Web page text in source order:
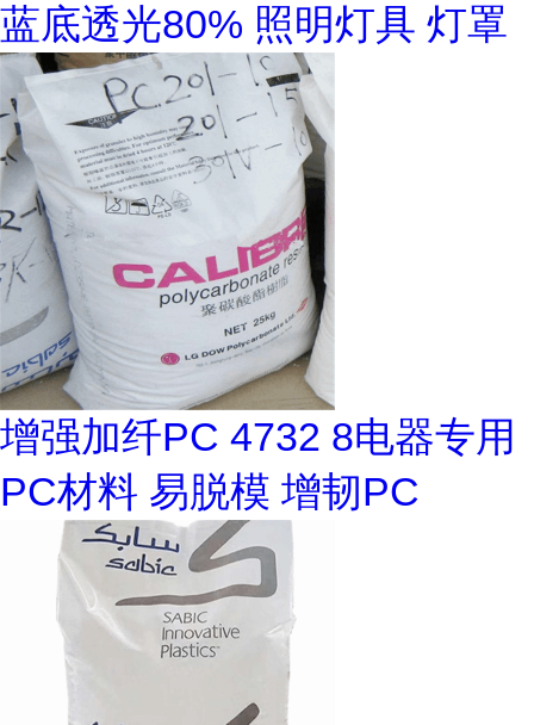
蓝底透光80% 照明灯具 灯罩
增强加纤PC 4732 8电器专用
PC材料 易脱模 增韧PC